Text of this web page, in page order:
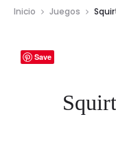
Inicio Juegos
Save